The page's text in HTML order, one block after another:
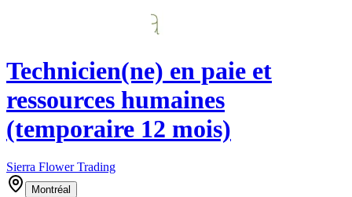
Technicien(ne) en paie et
ressources humaines
(temporaire 12 mois)
Sierra Flower Trading
Montréal